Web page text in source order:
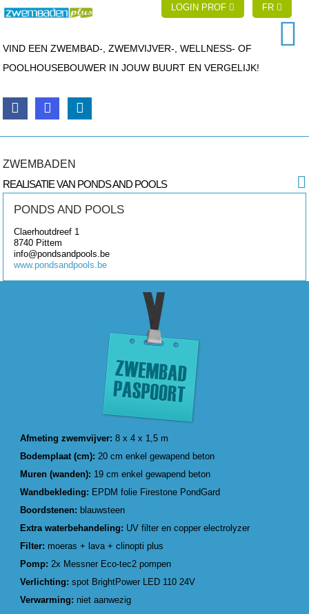
LOGIN PROF FR
VIND EEN ZWEMBAD-, ZWEMVIJVER-, WELLNESS- OF
POOLHOUSEBOUWER IN JOUW BUURT EN VERGELIJK!
ZWEMBADEN
REALISATIE VAN PONDS AND POOLS
PONDS AND POOLS
Claerhoutdreef 1
8740 Pittem
info@pondsandpools.be
www.pondsandpools.be
Afmeting zwemvijver:8 x 4 x 1,5 m
Bodemplaat (cm): 20 cm enkel gewapend beton
Muren (wanden): 19 cm enkel gewapend beton
Wandbekleding: EPDM folie Firestone PondGard
Boordstenen: blauwsteen
Extra waterbehandeling: UV filter en copper electrolyzer
Filter: moeras + lava + clinopti plus
Pomp: 2x Messner Eco-tec2 pompen
Verlichting:spot BrightPower LED 110 24V
Verwarming: niet aanwezig